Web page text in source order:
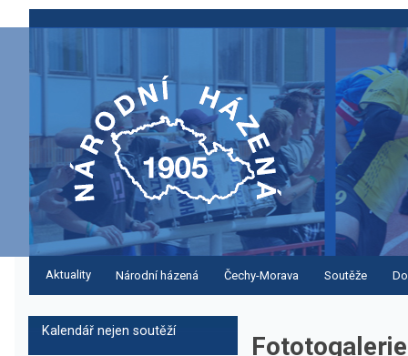
Aktuality Národní házená Čechy-Morava Soutěže
Kalendář nejen soutěží
Fototogalerie